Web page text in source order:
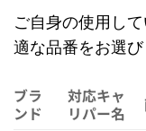
ご自身の使用し
適な品番をお選び
ブラ
ンド
対応キャ
リパー名